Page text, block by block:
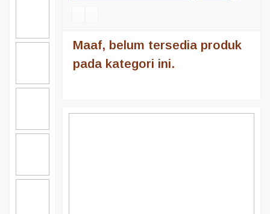
Maaf, belum tersedia produk
pada kategori ini.